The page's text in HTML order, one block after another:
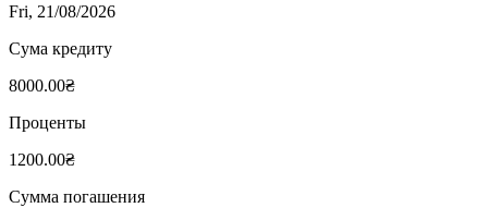
Fri, 21/08/2026
Сума кредиту
8000.00₴
Проценты
1200.00₴
Сумма погашения